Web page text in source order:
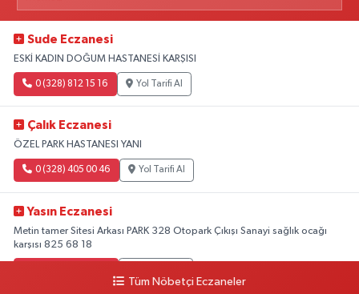
Sude Eczanesi
ESKİ KADIN DOĞUM HASTANESİ KARŞISI
0 (328) 812 15 16 Yol Tarifi Al
Çalık Eczanesi
ÖZEL PARK HASTANESI YANI
0 (328) 405 00 46 Yol Tarifi Al
Yasın Eczanesi
Metin tamer Sitesi Arkası PARK 328 Otopark Çıkışı Sanayi sağlık ocağı
karşısı 825 68 18
Tüm Nöbetçi Eczaneler